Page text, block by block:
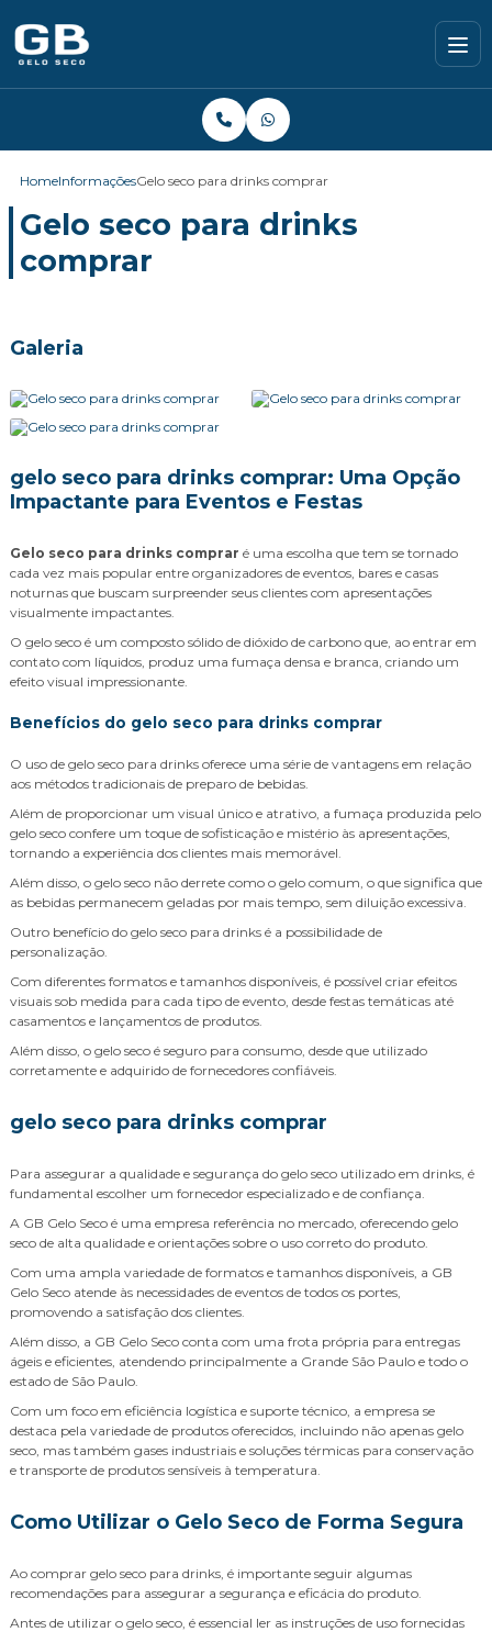
HomeInformaçõesGelo seco para drinks comprar
Gelo seco para drinks
comprar
Galeria
gelo seco para drinks comprar: Uma Opção
Impactante para Eventos e Festas
Gelo seco para drinks comprar é uma escolha que tem se tornado
cada vez mais popular entre organizadores de eventos, bares e casas
noturnas que buscam surpreender seus clientes com apresentações
visualmente impactantes.
O gelo seco é um composto sólido de dióxido de carbono que, ao entrar em
contato com líquidos, produz uma fumaça densa e branca, criando um
efeito visual impressionante.
Benefícios do gelo seco para drinks comprar
O uso de gelo seco para drinks oferece uma série de vantagens em relação
aos métodos tradicionais de preparo de bebidas.
Além de proporcionar um visual único e atrativo, a fumaça produzida pelo
gelo seco confere um toque de sofisticação e mistério às apresentações,
tornando a experiência dos clientes mais memorável.
Além disso, o gelo seco não derrete como o gelo comum, o que significa que
as bebidas permanecem geladas por mais tempo, sem diluição excessiva.
Outro benefício do gelo seco para drinks é a possibilidade de
personalização.
Com diferentes formatos e tamanhos disponíveis, é possível criar efeitos
visuais sob medida para cada tipo de evento, desde festas temáticas até
casamentos e lançamentos de produtos.
Além disso, o gelo seco é seguro para consumo, desde que utilizado
corretamente e adquirido de fornecedores confiáveis.
gelo seco para drinks comprar
Para assegurar a qualidade e segurança do gelo seco utilizado em drinks, é
fundamental escolher um fornecedor especializado e de confiança.
A GB Gelo Seco é uma empresa referência no mercado, oferecendo gelo
seco de alta qualidade e orientações sobre o uso correto do produto.
Com uma ampla variedade de formatos e tamanhos disponíveis, a GB
Gelo Seco atende às necessidades de eventos de todos os portes,
promovendo a satisfação dos clientes.
Além disso, a GB Gelo Seco conta com uma frota própria para entregas
ágeis e eficientes, atendendo principalmente a Grande São Paulo e todo o
estado de São Paulo.
Com um foco em eficiência logística e suporte técnico, a empresa se
destaca pela variedade de produtos oferecidos, incluindo não apenas gelo
seco, mas também gases industriais e soluções térmicas para conservação
e transporte de produtos sensíveis à temperatura.
Como Utilizar o Gelo Seco de Forma Segura
Ao comprar gelo seco para drinks, é importante seguir algumas
recomendações para assegurar a segurança e eficácia do produto.
Antes de utilizar o gelo seco, é essencial ler as instruções de uso fornecidas